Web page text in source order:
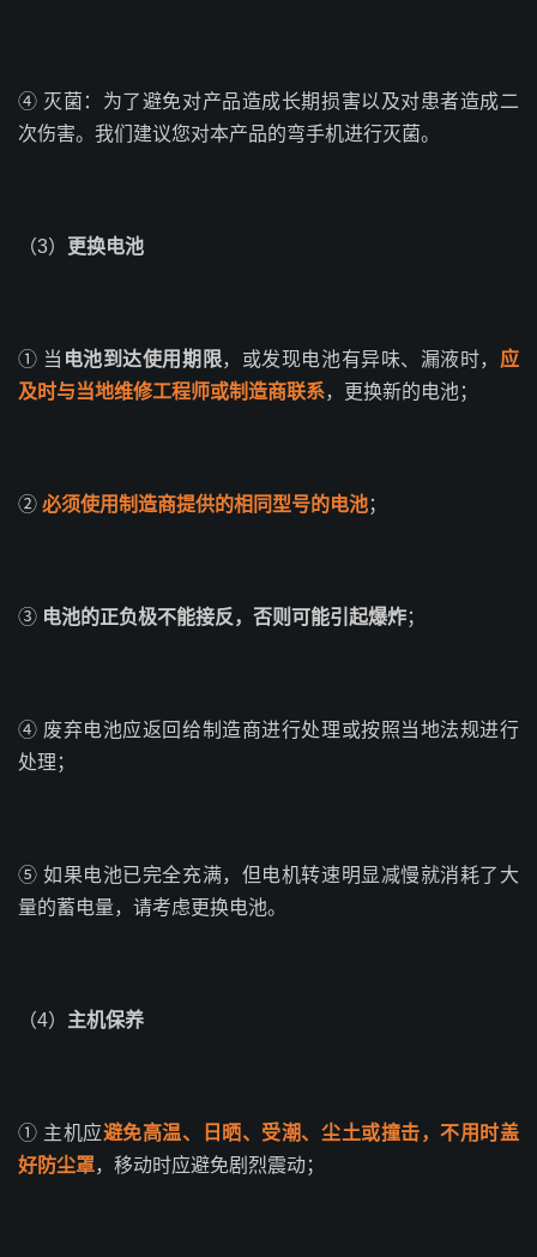
④ 灭菌：为了避免对产品造成长期损害以及对患者造成二
次伤害。我们建议您对本产品的弯手机进行灭菌。
（3） 更换电池
① 当 电池到达使用期限，或发现电池有异味、漏液时， 应
及时与当地维修工程师或制造商联系，更换新的电池；
② 必须使用制造商提供的相同型号的电池；
③ 电池的正负极不能接反，否则可能引起爆炸；
④ 废弃电池应返回给制造商进行处理或按照当地法规进行
处理；
⑤ 如果电池已完全充满，但电机转速明显减慢就消耗了大
量的蓄电量，请考虑更换电池。
（4） 主机保养
① 主机应避免高温、日晒、受潮、尘土或撞击，不用时盖
好防尘罩，移动时应避免剧烈震动；